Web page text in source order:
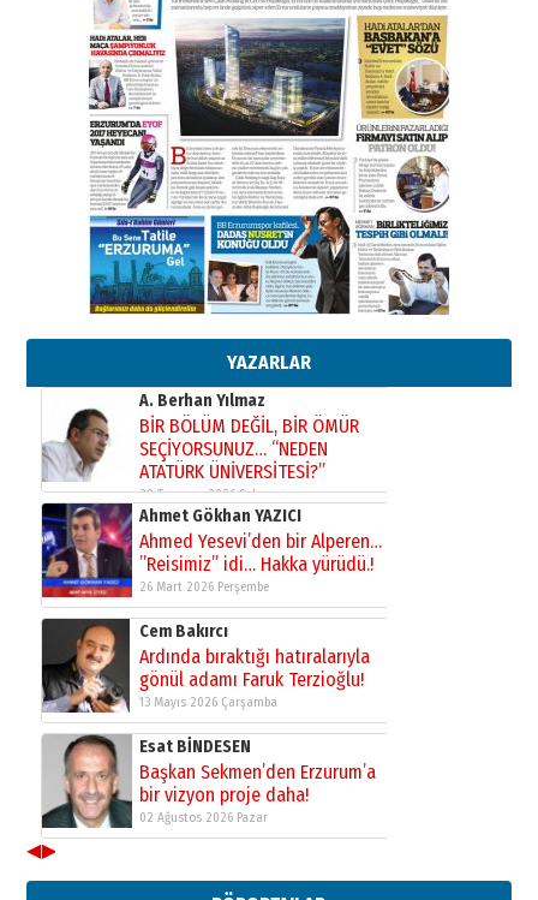
YAZARLAR
02 Ağustos 2026 Pazar
Kadir SABUNCUOĞLU
Erzurumspor’un köşe taşları
29 Haziran 2026 Pazartesi
Kenan GÜLERCİ
Murat Şahsuvaroğlu ERKON’da
çıtayı yukarı taşırken,
yönetimdekiler aşağı
çekmemeli!
17 Şubat 2026 SalıOrhan BOZKURT
Bir fotoğraf, bir şehir, bir
A. Berhan Yılmaz
BİR BÖLÜM DEĞİL, BİR ÖMÜR
SEÇİYORSUNUZ… “NEDEN
ATATÜRK ÜNİVERSİTESİ?”
28 Temmuz 2026 Salı
Ahmet Gökhan YAZICI
Ahmed Yesevi’den bir Alperen…
”Reisimiz” idi… Hakka yürüdü.!
26 Mart 2026 Perşembe
Cem Bakırcı
Ardında bıraktığı hatıralarıyla
gönül adamı Faruk Terzioğlu!
13 Mayıs 2026 Çarşamba
Esat BİNDESEN
Başkan Sekmen’den Erzurum’a
bir vizyon proje daha!
02 Ağustos 2026 Pazar
Erzurumspor’un köşe taşları
◀▶